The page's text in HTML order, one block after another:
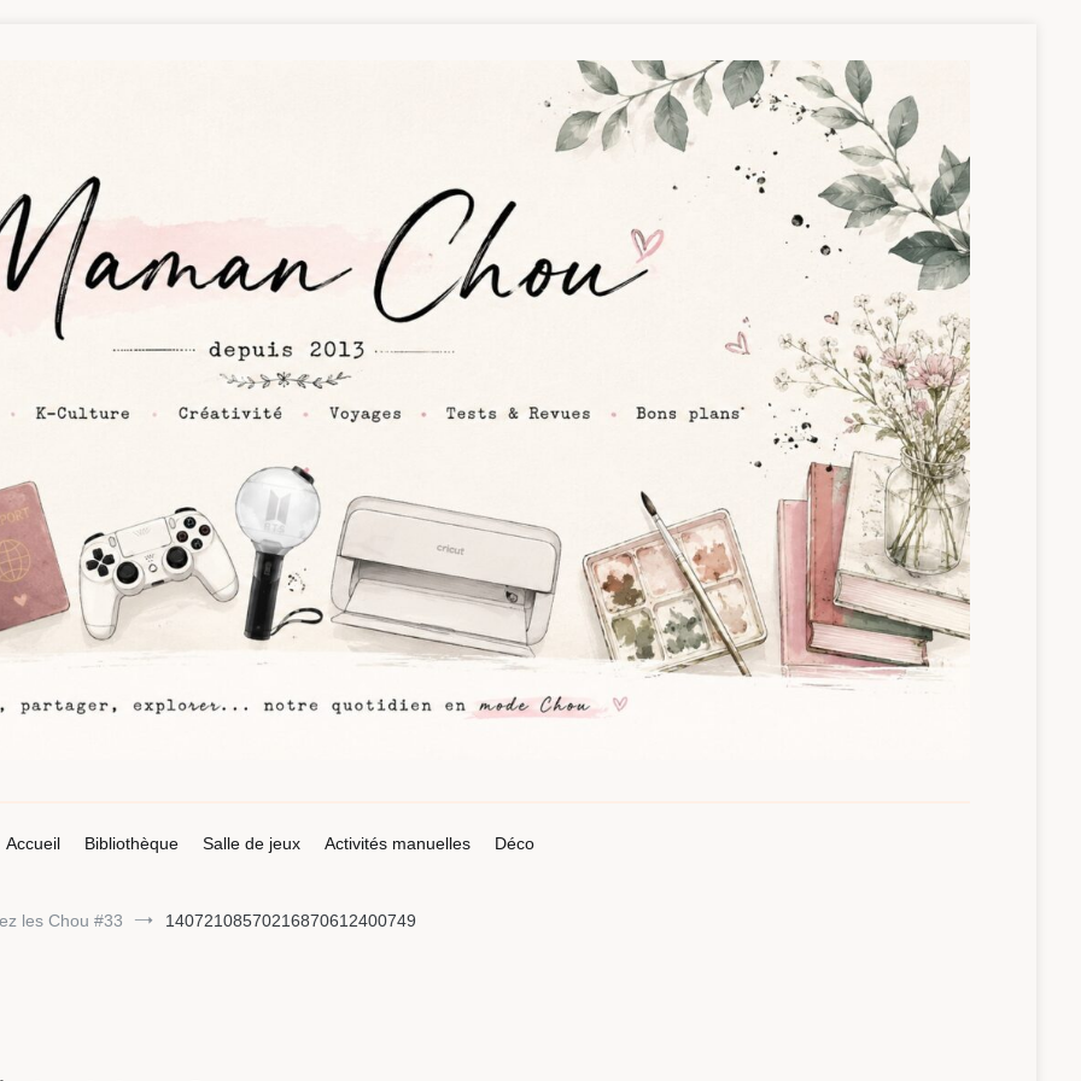
Accueil
Bibliothèque Salle de jeux Activités manuelles Déco
les Chou #33 14072108570216870612400749